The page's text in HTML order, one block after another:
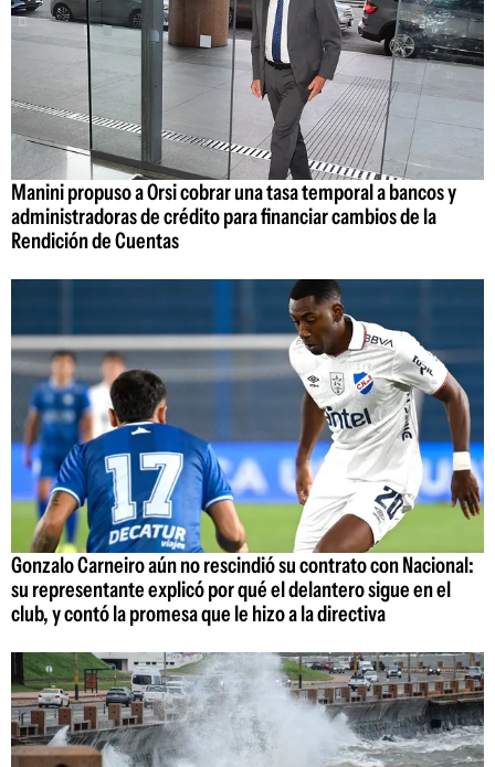
Manini propuso a Orsi cobrar una tasa temporal a bancos y
administradoras de crédito para financiar cambios de la
Rendición de Cuentas
Gonzalo Carneiro aún no rescindió su contrato con Nacional:
su representante explicó por qué el delantero sigue en el
club, y contó la promesa que le hizo a la directiva